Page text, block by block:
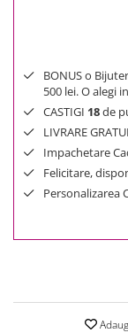
BONUS o
500 lei. O alegi
CASTIGI 18de
LIVRARE
Impachetare
Felicitare,
Personalizarea